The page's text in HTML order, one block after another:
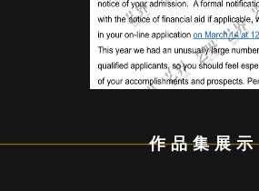
作品集展示